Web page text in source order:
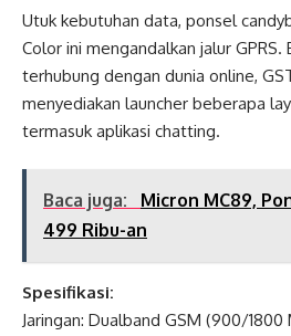
Utuk kebutuhan data, ponsel
Color ini mengandalkan jalur GPRS.
terhubung dengan dunia online,
menyediakan launcher beberapa
termasuk aplikasi chatting.
Baca juga:
Micron MC89,
499 Ribu-an
Spesifikasi:
Jaringan: Dualband GSM (900/1800